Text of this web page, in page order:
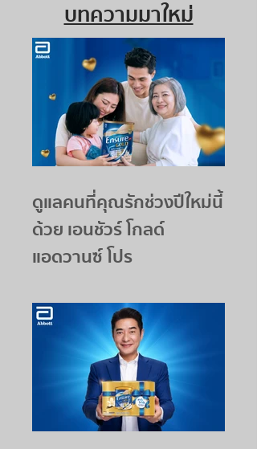
บทความมาใหม่
ดูแลคนที่คุณรักช่วงปีใหม่นี้
ด้วย เอนชัวร์ โกลด์
แอดวานซ์ โปร